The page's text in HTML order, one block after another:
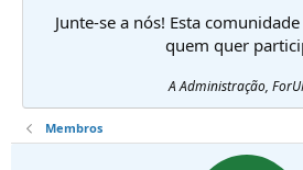
Junte-se a nós! Esta
quem quer
A Administração,
Membros